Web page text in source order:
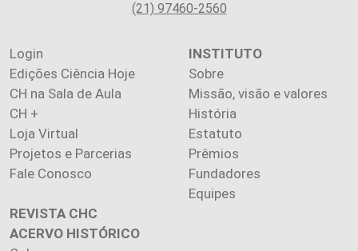
(21) 97460-2560
Login
Edições Ciência Hoje
CH na Sala de Aula
CH +
Loja Virtual
Projetos e Parcerias
Fale Conosco
INSTITUTO
Sobre
Missão, visão e valores
História
Estatuto
Prêmios
Fundadores
Equipes
REVISTA CHC
ACERVO HISTÓRICO